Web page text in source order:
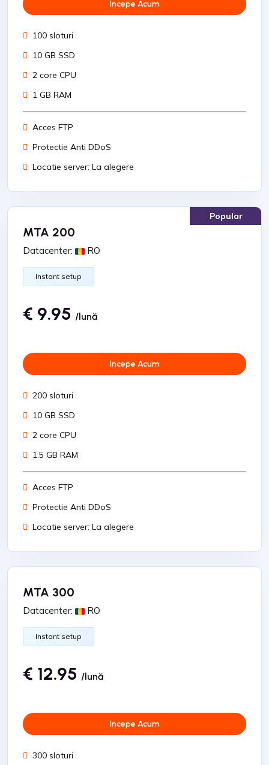
Incepe Acum
100 sloturi
10 GB SSD
2 core CPU
1 GB RAM
Acces FTP
Protectie Anti DDoS
Locatie server: La alegere
Popular
MTA 200
Datacenter: RO
Instant setup
€ 9.95 /lună
Incepe Acum
200 sloturi
10 GB SSD
2 core CPU
1.5 GB RAM
Acces FTP
Protectie Anti DDoS
Locatie server: La alegere
MTA 300
Datacenter: RO
Instant setup
€ 12.95 /lună
Incepe Acum
300 sloturi